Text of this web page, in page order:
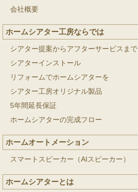
会社概要
ホームシアター工房ならでは
シアター提案からアフターサービスまで
シアターインストール
リフォームでホームシアターを
シアター工房オリジナル製品
5年間延長保証
ホームシアターの完成フロー
ホームオートメーション
スマートスピーカー（AIスピーカー）
ホームシアターとは